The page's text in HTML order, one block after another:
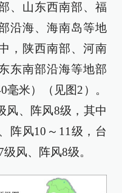
、山东西南部、福
沿海、海南岛等地
，陕西南部、河南
东南部沿海等地部
米）（见图2）。
风、阵风8级，其中
阵风10～11级，台
风、阵风8级。